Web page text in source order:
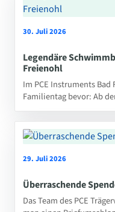
30. Juli 2026
Legendäre
Freienohl
Im PCE Instruments
Familientag bevor: Ab
29. Juli 2026
Überraschende
Das Team des PCE